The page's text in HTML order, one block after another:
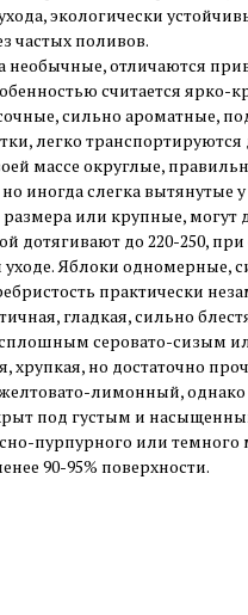
экологически
частых поливов.
необычные, отличаются
считается ярко-
сильно ароматные,
легко
массе округлые,
иногда слегка вытянутые
или крупные, могут
дотягивают до 220-250,
уходе. Яблоки одномерные,
практически
гладкая, сильно
серовато-сизым
хрупкая, но достаточно
лимонный, однако
под густым и
пурпурного или
90-95% поверхности.